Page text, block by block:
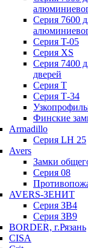
Серия 7600
Серия T-05
Серия XS
Серия 7400
дверей
Серия Т
Серия Т-34
Финские
Armadillo
Серия LH 25
Avers
Замки
Серия 08
AVERS-ЗЕНИТ
Серия ЗВ4
Серия ЗВ9
BORDER, г.Рязань
CISA